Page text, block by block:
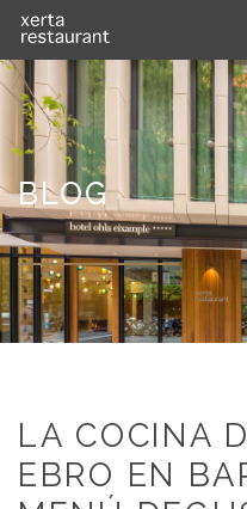
BLOG
LA COCINA
EBRO EN